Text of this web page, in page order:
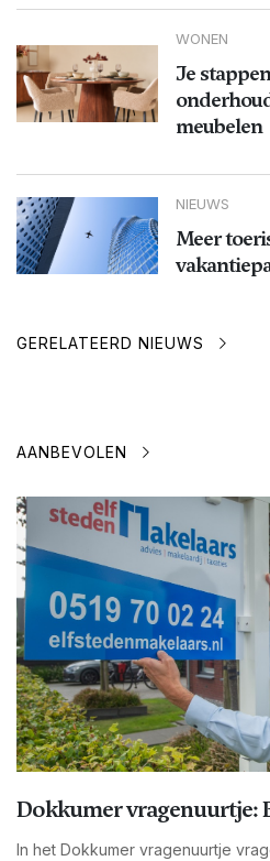
WONEN
Je
meubelen
NIEUWS
Meer
GERELATEERD NIEUWS
AANBEVOLEN
Dokkumer vragenuurtje:
In het Dokkumer vragenuurtje